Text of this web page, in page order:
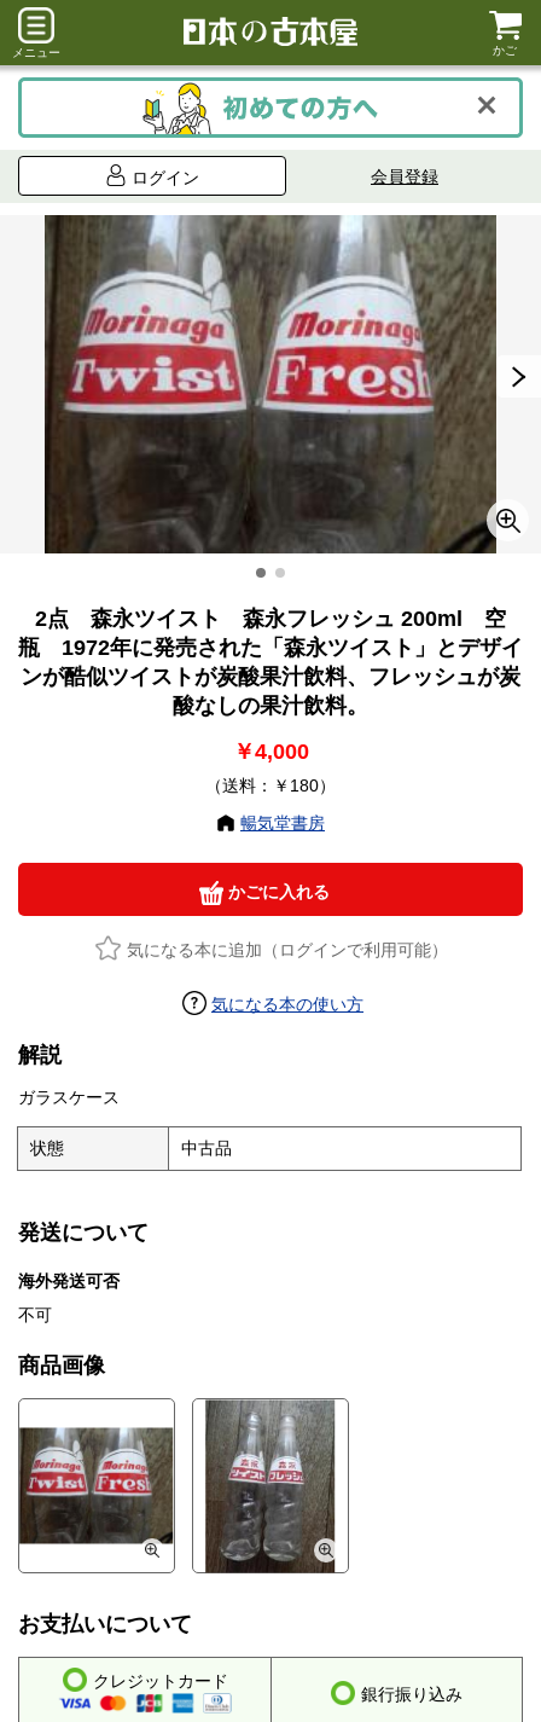
メニュー かご
ログイン 会員登録
2点 森永ツイスト 森永フレッシュ 200ml 空
瓶 1972年に発売された「森永ツイスト」とデザイ
ンが酷似ツイストが炭酸果汁飲料、フレッシュが炭
酸なしの果汁飲料。
￥4,000
（送料：￥180）
暢気堂書房
かごに入れる
気になる本に追加（ログインで利用可能）
気になる本の使い方
解説
ガラスケース
状態 中古品
発送について
海外発送可否
不可
商品画像
お支払いについて
クレジットカード
銀行振り込み